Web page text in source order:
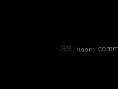
G S I
.